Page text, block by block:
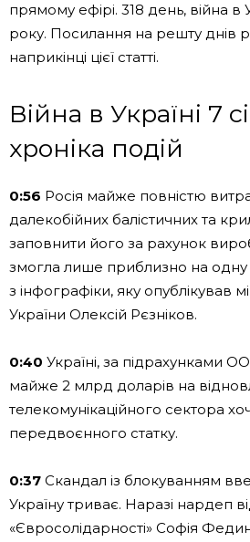
прямому ефірі. 318 день, війна в
року. Посилання на решту днів
наприкінці цієї статті.
Війна в Україні 7
хроніка подій
0:56 Росія майже повністю
далекобійних балістичних та
заповнити його за рахунок
змогла лише приблизно на одну
з інфографіки, яку опублікував
України Олексій Рєзніков.
0:40 Україні, за підрахунками
майже 2 млрд доларів на
телекомунікаційного сектора
передвоєнного статку.
0:37 Скандал із блокуванням
Україну триває. Наразі нардеп
«Євросолідарності» Софія